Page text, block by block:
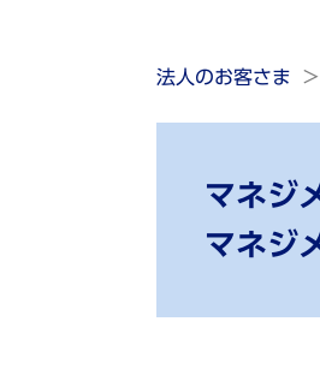
法人のお客さま
マネジ
マネジ